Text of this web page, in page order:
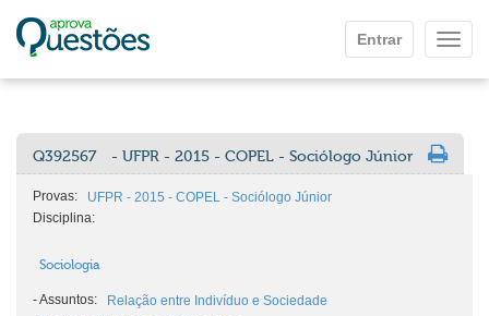
Entrar
Q392567 - UFPR - 2015 - COPEL - Sociólogo Júnior
Provas:
UFPR - 2015 - COPEL - Sociólogo Júnior
Disciplina:
Sociologia
-Assuntos:
Relação entre Indivíduo e Sociedade